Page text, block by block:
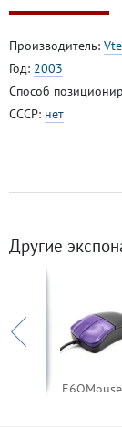
Производитель:
Год: 2003
Способ
СССР: нет
Другие